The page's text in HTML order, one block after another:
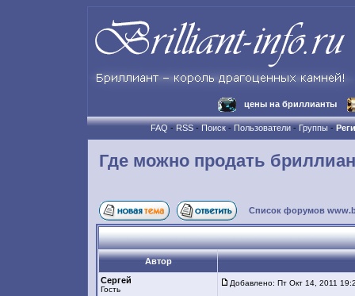
цены на бриллианты
FAQ-RSS-Поиск-Пользователи-Группы-
Где можно продать
Список форумов
Автор
Сергей
Гость
Добавлено: Пт Окт 14, 2011